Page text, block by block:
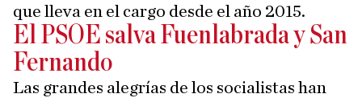
que lleva en el cargo desde el año 2015.
El PSOE salva Fuenlabrada y San
Fernando
Las grandes alegrías de los socialistas han